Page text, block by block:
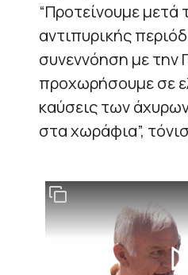
“Προτείνουμε μετά
αντιπυρικής
συνεννόηση με την
προχωρήσουμε σε
καύσεις των
στα χωράφια”,